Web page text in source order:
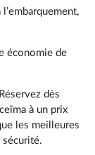
économie de
dès
à un prix
les meilleures